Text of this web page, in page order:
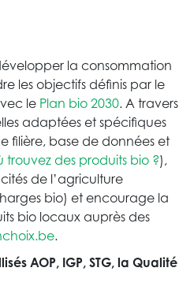
la consommation
les objectifs définis par le
le Plan bio 2030. A travers
adaptées et spécifiques
filière, base de données et
trouvez des produits bio ?),
de l’agriculture
bio) et encourage la
bio locaux auprès des
.
AOP, IGP, STG, la Qualité